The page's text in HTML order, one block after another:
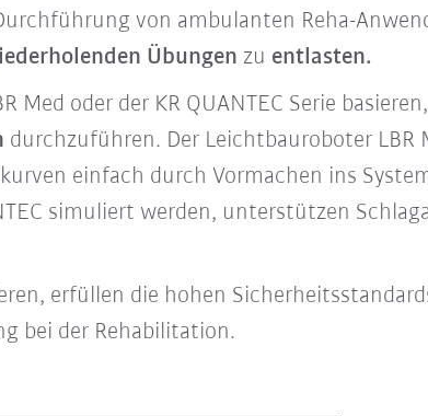
von ambulanten Reha-
Übungen zu entlasten.
Med oder der KR QUANTEC Serie
durchzuführen. Der Leichtbauroboter LBR
einfach durch Vormachen ins
simuliert werden, unterstützen
erfüllen die hohen
bei der Rehabilitation.